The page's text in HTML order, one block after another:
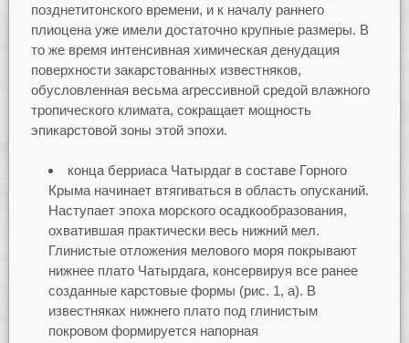
позднетитонского времени, и к началу раннего
плиоцена уже имели достаточно крупные размеры. В
то же время интенсивная химическая денудация
поверхности закарстованных известняков,
обусловленная весьма агрессивной средой влажного
тропического климата, сокращает мощность
эпикарстовой зоны этой эпохи.
конца берриаса Чатырдаг в составе Горного
Крыма начинает втягиваться в область опусканий.
Наступает эпоха морского осадкообразования,
охватившая практически весь нижний мел.
Глинистые отложения мелового моря покрывают
нижнее плато Чатырдага, консервируя все ранее
созданные карстовые формы (рис. 1, а). В
известняках нижнего плато под глинистым
покровом формируется напорная